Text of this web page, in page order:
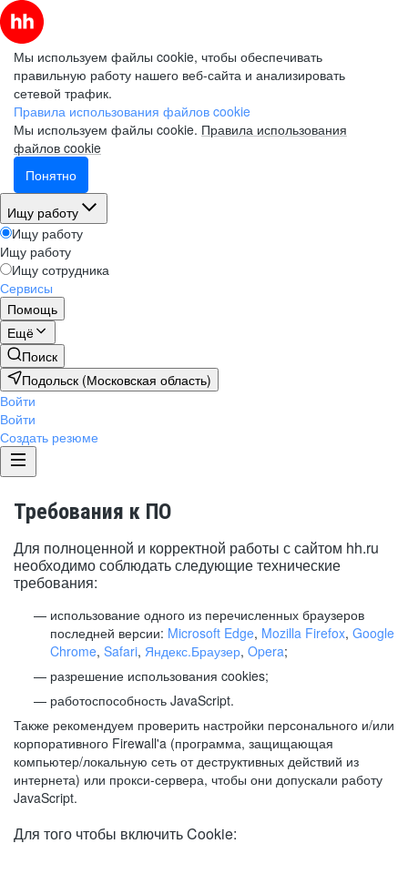
Мы используем файлы cookie, чтобы обеспечивать
правильную работу нашего веб-сайта и анализировать
сетевой трафик.
Правила использования файлов cookie
Мы используем файлы cookie. Правила использования
файлов cookie
Понятно
Ищу работу
Ищу работу
Ищу работу
Ищу сотрудника
Сервисы
Помощь
Ещё
Поиск
Подольск (Московская область)
Войти
Войти
Создать резюме
Требования к ПО
Для полноценной и корректной работы с сайтом hh.ru
необходимо соблюдать следующие технические
требования:
использование одного из перечисленных браузеров
последней версии: Microsoft Edge, Mozilla Firefox, Google
Chrome, Safari, Яндекс.Браузер, Opera;
разрешение использования cookies;
работоспособность JavaScript.
Также рекомендуем проверить настройки персонального и/или
корпоративного Firewall'a (программа, защищающая
компьютер/локальную сеть от деструктивных действий из
интернета) или прокси-сервера, чтобы они допускали работу
JavaScript.
Для того чтобы включить Cookie: